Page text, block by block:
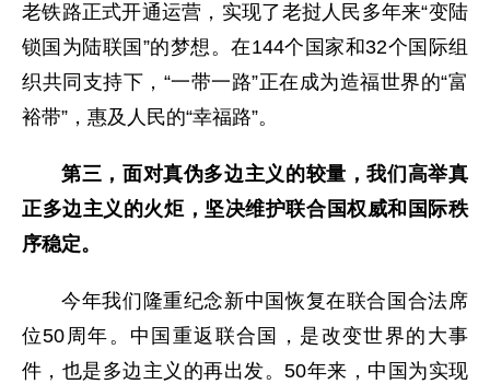
老铁路正式开通运营，实现了老挝人民多年来“变陆
锁国为陆联国”的梦想。在144个国家和32个国际组
织共同支持下，“一带一路”正在成为造福世界的“富
裕带”，惠及人民的“幸福路”。
第三，面对真伪多边主义的较量，我们高举真
正多边主义的火炬，坚决维护联合国权威和国际秩
序稳定。
今年我们隆重纪念新中国恢复在联合国合法席
位50周年。中国重返联合国，是改变世界的大事
件，也是多边主义的再出发。50年来，中国为实现